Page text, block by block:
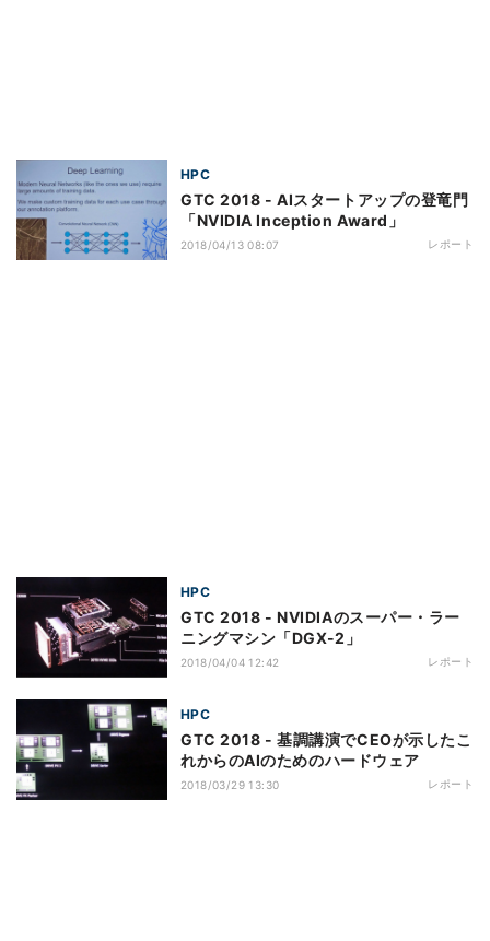
HPC
GTC 2018 - AIスタートアップの登竜門
「NVIDIA Inception Award」
2018/04/13 08:07 レポート
HPC
GTC 2018 - NVIDIAのスーパー・ラー
ニングマシン「DGX-2」
2018/04/04 12:42 レポート
HPC
GTC 2018 - 基調講演でCEOが示したこ
れからのAIのためのハードウェア
2018/03/29 13:30 レポート